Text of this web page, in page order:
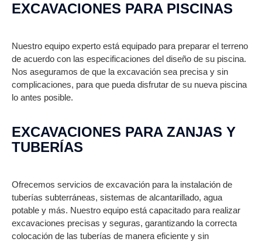
EXCAVACIONES PARA PISCINAS
Nuestro equipo experto está equipado para preparar el terreno
de acuerdo con las especificaciones del diseño de su piscina.
Nos aseguramos de que la excavación sea precisa y sin
complicaciones, para que pueda disfrutar de su nueva piscina
lo antes posible.
EXCAVACIONES PARA ZANJAS Y
TUBERÍAS
Ofrecemos servicios de excavación para la instalación de
tuberías subterráneas, sistemas de alcantarillado, agua
potable y más. Nuestro equipo está capacitado para realizar
excavaciones precisas y seguras, garantizando la correcta
colocación de las tuberías de manera eficiente y sin